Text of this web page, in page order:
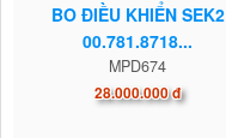
BO ĐIỀU KHIỂN SEK2
00.781.8718...
MPD674
28.000.000 đ